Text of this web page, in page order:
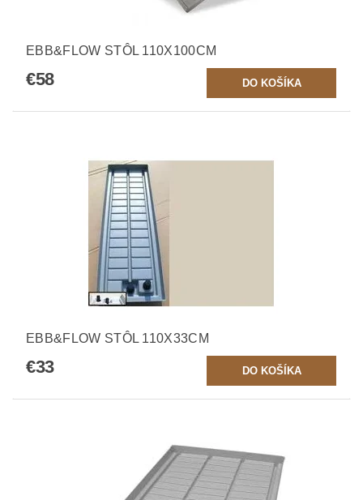
EBB&FLOW STÔL 110X100CM
€58
EBB&FLOW STÔL 110X33CM
€33